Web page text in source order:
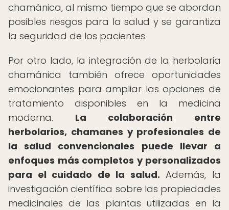
chamánica, al mismo tiempo que se abordan
posibles riesgos para la salud y se garantiza
la seguridad de los pacientes.
Por otro lado, la integración de la herbolaria
chamánica también ofrece oportunidades
emocionantes para ampliar las opciones de
tratamiento disponibles en la medicina
moderna. La colaboración entre
herbolarios, chamanes y profesionales de
la salud convencionales puede llevar a
enfoques más completos y personalizados
para el cuidado de la salud. Además, la
investigación científica sobre las propiedades
medicinales de las plantas utilizadas en la